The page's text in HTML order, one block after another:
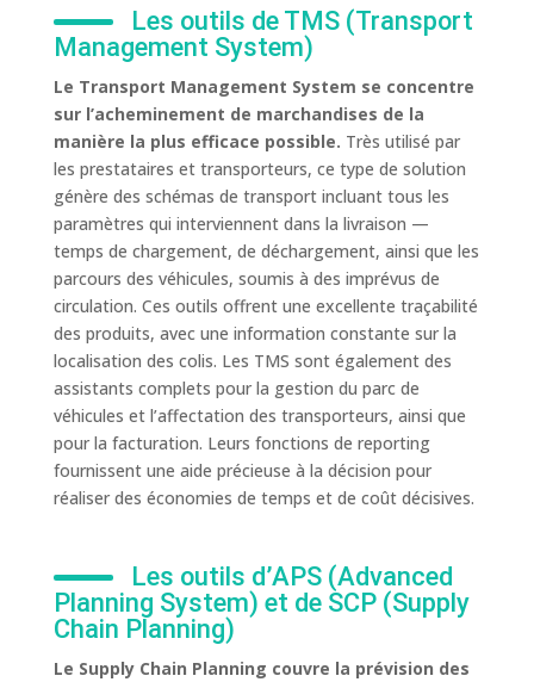
Les outils de TMS (Transport
Management System)
Le Transport Management System se concentre
sur l’acheminement de marchandises de la
manière la plus efficace possible. Très utilisé par
les prestataires et transporteurs, ce type de solution
génère des schémas de transport incluant tous les
paramètres qui interviennent dans la livraison —
temps de chargement, de déchargement, ainsi que les
parcours des véhicules, soumis à des imprévus de
circulation. Ces outils offrent une excellente traçabilité
des produits, avec une information constante sur la
localisation des colis. Les TMS sont également des
assistants complets pour la gestion du parc de
véhicules et l’affectation des transporteurs, ainsi que
pour la facturation. Leurs fonctions de reporting
fournissent une aide précieuse à la décision pour
réaliser des économies de temps et de coût décisives.
Les outils d’APS (Advanced
Planning System) et de SCP (Supply
Chain Planning)
Le Supply Chain Planning couvre la prévision des